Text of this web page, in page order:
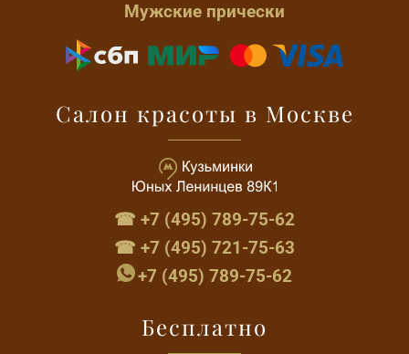
Мужские прически
Салон красоты в Москве
☎ +7 (495) 789-75-62
☎ +7 (495) 721-75-63
+7 (495) 789-75-62
Бесплатно